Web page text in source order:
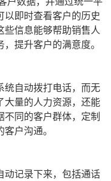
以即时查看客户的历史
些信息能够帮助销售人
提升客户的满意度。
统自动拨打电话，而无
大量的人力资源，还能
同的客户群体，定制
户沟通。
动记录下来，包括通话